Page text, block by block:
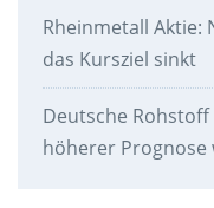
Rheinmetall Aktie:
das Kursziel sinkt
Deutsche
höherer Prognose